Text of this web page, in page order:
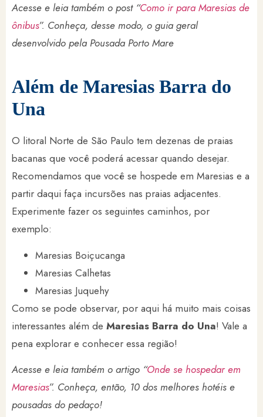
Acesse e leia também o post “Como ir para Maresias de
ônibus”. Conheça, desse modo, o guia geral
desenvolvido pela Pousada Porto Mare
Além de Maresias Barra do
Una
O litoral Norte de São Paulo tem dezenas de praias
bacanas que você poderá acessar quando desejar.
Recomendamos que você se hospede em Maresias e a
partir daqui faça incursões nas praias adjacentes.
Experimente fazer os seguintes caminhos, por
exemplo:
Maresias Boiçucanga
Maresias Calhetas
Maresias Juquehy
Como se pode observar, por aqui há muito mais coisas
interessantes além de Maresias Barra do Una! Vale a
pena explorar e conhecer essa região!
Acesse e leia também o artigo “Onde se hospedar em
Maresias”. Conheça, então, 10 dos melhores hotéis e
pousadas do pedaço!